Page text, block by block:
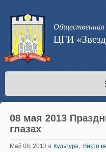
Общественная
ЦГИ
08 мая 2013
глазах
Май 08, 2013 в Культура, Никто